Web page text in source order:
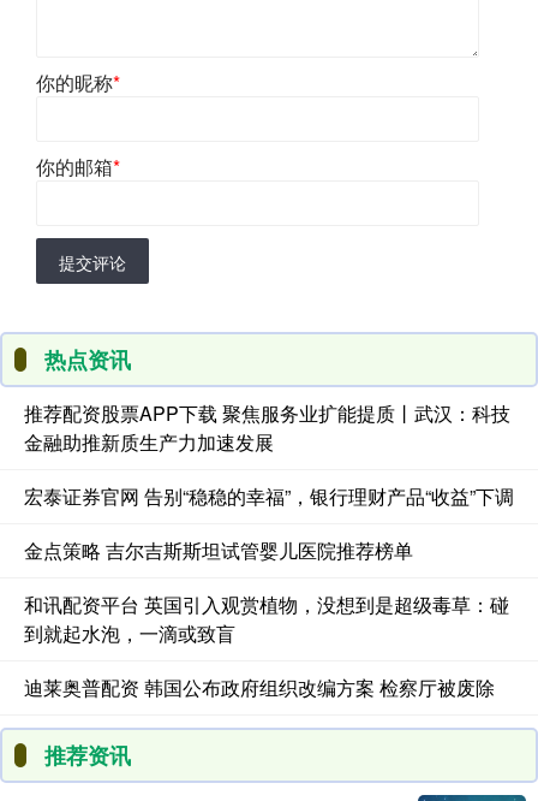
你的昵称*
你的邮箱*
提交评论
热点资讯
推荐配资股票APP下载 聚焦服务业扩能提质丨武汉：科技
金融助推新质生产力加速发展
宏泰证券官网 告别“稳稳的幸福”，银行理财产品“收益”下调
金点策略 吉尔吉斯斯坦试管婴儿医院推荐榜单
和讯配资平台 英国引入观赏植物，没想到是超级毒草：碰
到就起水泡，一滴或致盲
迪莱奥普配资 韩国公布政府组织改编方案 检察厅被废除
推荐资讯